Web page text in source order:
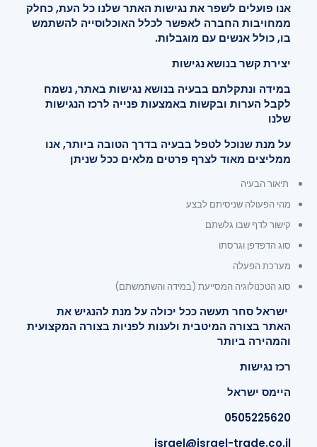
אנו פועלים לשפר את נגישות האתר שלנו כל העת, כחלק
ממחויבות החברה לאפשר לכלל האוכלוסייה להשתמש
בו, כולל אנשים עם מוגבלות.
יצירת קשר בנושא נגישות
במידה ונתקלתם בבעיה בנושא נגישות באתר, נשמח
לקבל הערות ובקשות באמצעות פנייה לרכז הנגישות
שלנו
על מנת שנוכל לטפל בבעיה בדרך הטובה ביותר, אנו
ממליצים מאוד לצרף פרטים מלאים ככל שניתן
תיאור הבעיה
מהי הפעולה שניסיתם לבצע
קישור לדף שבו גלשתם
סוג הדפדפן וגרסתו
מערכת הפעלה
סוג הטכנולוגיה המסייעת (במידה והשתמשתם)
ישראל סחר תעשה ככל יכולה על מנת להנגיש את
האתר בצורה המיטבית ולענות לפניות בצורה המקצועית
והמהירה ביותר
רכז נגישות
היימס ישראל
0505225620
israel@israel-trade.co.il